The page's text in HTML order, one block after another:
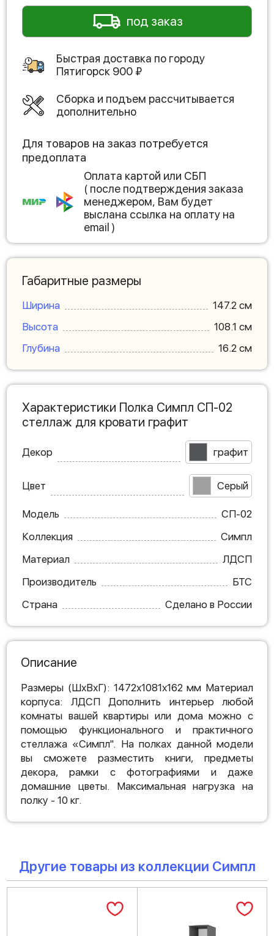
под заказ
Быстрая доставка по городу
Пятигорск 900 ₽
Сборка и подъем рассчитывается
дополнительно
Для товаров на заказ потребуется
предоплата
Оплата картой или СБП
( после подтверждения заказа
менеджером, Вам будет
выслана ссылка на оплату на
email )
Габаритные размеры
Ширина
147.2 см
Высота
108.1 см
Глубина
16.2 см
Характеристики Полка Симпл СП-02
стеллаж для кровати графит
Декор графит
Цвет Серый
Модель
СП-02
Коллекция
Симпл
Материал
ЛДСП
Производитель
БТС
Страна
Сделано в России
Описание
Размеры (ШхВхГ): 1472х1081х162 мм Материал
корпуса: ЛДСП Дополнить интерьер любой
комнаты вашей квартиры или дома можно с
помощью функционального и практичного
стеллажа «Симпл". На полках данной модели
вы сможете разместить книги, предметы
декора, рамки с фотографиями и даже
домашние цветы. Максимальная нагрузка на
полку - 10 кг.
Другие товары из коллекции Симпл